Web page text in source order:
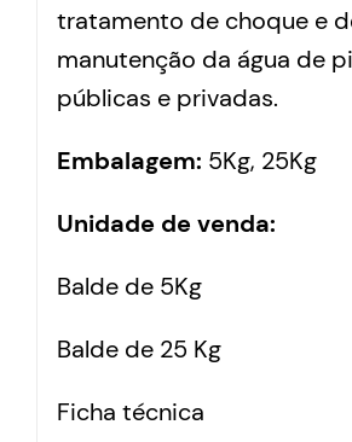
tratamento de choque e
manutenção da água de
públicas e privadas.
Embalagem: 5Kg, 25Kg
Unidade de venda:
Balde de 5Kg
Balde de 25 Kg
Ficha técnica